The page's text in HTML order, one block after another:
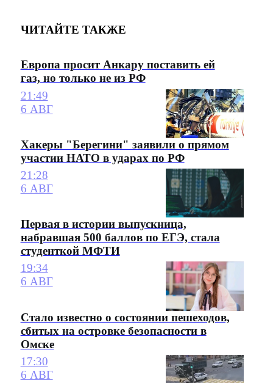
ЧИТАЙТЕ ТАКЖЕ
Европа просит Анкару поставить ей
газ, но только не из РФ
21:49
6 АВГ
Хакеры "Берегини" заявили о прямом
участии НАТО в ударах по РФ
21:28
6 АВГ
Первая в истории выпускница,
набравшая 500 баллов по ЕГЭ, стала
студенткой МФТИ
19:34
6 АВГ
Стало известно о состоянии пешеходов,
сбитых на островке безопасности в
Омске
17:30
6 АВГ